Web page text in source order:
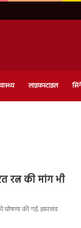
लाइफ़स्टाइल
रत्न की मांग भी
घोषणा की गई. झारखंड